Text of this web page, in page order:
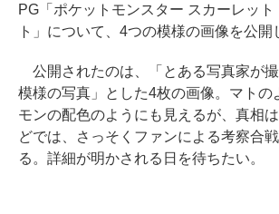
PG「ポケットモンスター スカーレット
ト」について、4つの模様の画像を公開
公開されたのは、「とある写真家が
模様の写真」とした4枚の画像。マトの
モンの配色のようにも見えるが、真相
どでは、さっそくファンによる考察合
る。詳細が明かされる日を待ちたい。